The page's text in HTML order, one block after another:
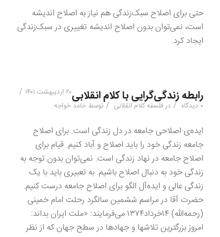
حتی برای اصلاح سبک‌زندگی هم نیاز به اصلاح اندیشه
است، نمی‌توان بدون اصلاح اندیشه تغییری در سبک‌زندگی
ایجاد کرد.
رابطه زندگی‌گرایی با کلام انقلابی۲۰ اردیبهشت ۱۴۰۱ /
۰ دیدگاه / درفلسفه کلام انقلابی / توسط حامد خواجه
ایده‌ی اصلاحی جامعه در دل زندگی است. برای اصلاح
جامعه زندگی خود را باید اصلاح و آباد کنیم. قیام برای
اصلاح جامعه در نهاد زندگی است. نمی‌توان بدون توجه به
زندگی خود به دنبال اصلاح باشیم. به تعبیری باید با یک
زندگی عالی و ایده‌آل الگو برای اصلاح جامعه درست کنیم.
حضرت آقا در مراسم ششمین سالگرد رحلت امام خمینی
(رحمه‌الله) ۱۴خرداد۱۳۷۴ می‌فرمایند: «ملت ایران بداند:
امروز بزرگترین تلاشها و جهادها در سطح جهان که از نظر